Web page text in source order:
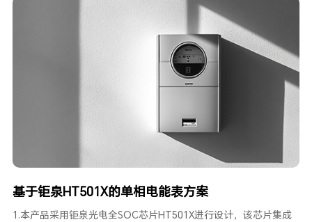
HT6015完全兼容，将原方案升级至支持国网698协议的电表。此外
还可与HT6215完全兼容，省略一颗外部32.768K晶振和RTC校验步
基于钜泉HT501X的单相电能表方案
1.本产品采用钜泉光电全SOC芯片HT501X进行设计，该芯片集成